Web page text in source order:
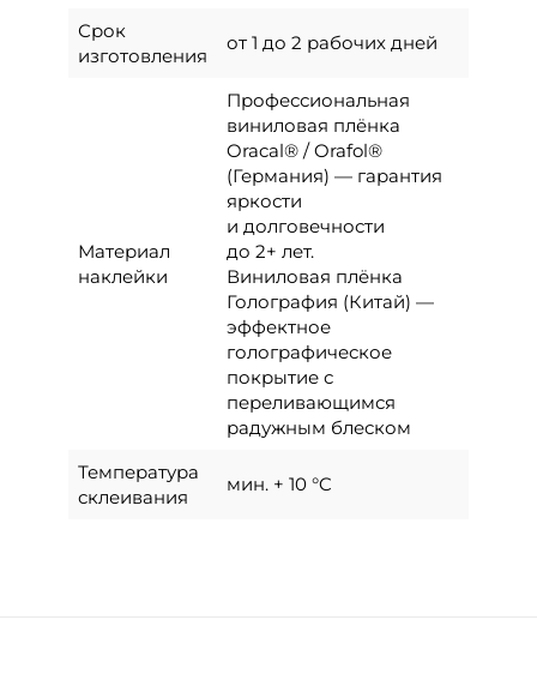
Срок
изготовления
от 1 до 2 рабочих дней
Материал
наклейки
Профессиональная
виниловая плёнка
Oracal® / Orafol®
(Германия) — гарантия
яркости
и долговечности
до 2+ лет.
Виниловая плёнка
Голография (Китай) —
эффектное
голографическое
покрытие с
переливающимся
радужным блеском
Температура
склеивания
мин. + 10 °C